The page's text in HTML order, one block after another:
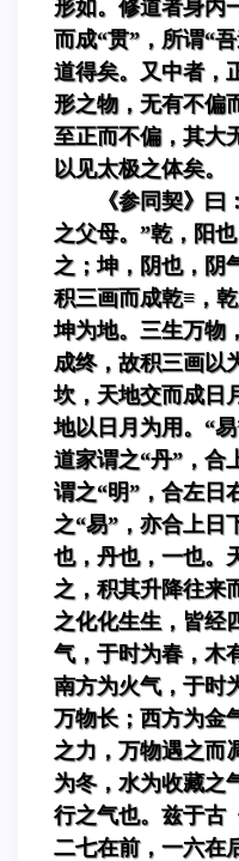
形如。修道者身内
而成“贯”，所谓“
道得矣。又中者，
形之物，无有不偏
至正而不偏，其大
以见太极之体矣。
《参同契》
之父母。”乾，阳
之；坤，阴也，阴
积三画而成乾≡，
坤为地。三生万物
成终，故积三画以
坎，天地交而成日
地以日月为用。“
道家谓之“丹”，合
谓之“明”，合左日
之“易”，亦合上日
也，丹也，一也。
之，积其升降往来
之化化生生，皆经
气，于时为春，木
南方为火气，于时
万物长；西方为金
之力，万物遇之而
为冬，水为收藏之
行之气也。兹于古
二七在前，一六在